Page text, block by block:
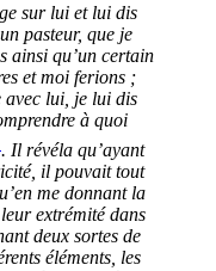
sur lui et lui dis
pasteur, que je
ainsi qu’un certain
et moi ferions ;
avec lui, je lui dis
à quoi
. Il révéla qu’ayant
il pouvait tout
me donnant la
extrémité dans
deux sortes de
éléments, les